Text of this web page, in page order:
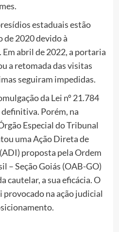
estaduais estão
de 2020 devido à
abril de 2022, a portaria
a retomada das visitas
seguiram impedidas.
da Lei nº 21.784
Porém, na
Especial do Tribunal
uma Ação Direta de
proposta pela Ordem
– Seção Goiás (OAB-GO)
cautelar, a sua eficácia. O
provocado na ação judicial